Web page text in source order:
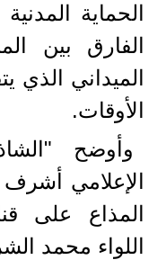
الحماية
الفارق بين
الميداني
الأوقات.
وأوضح
الإعلامي أشرف
المذاع على
اللواء محمد